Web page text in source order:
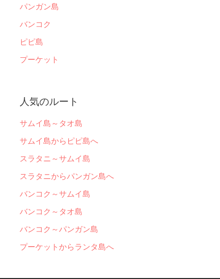
パンガン島
バンコク
ピピ島
プーケット
人気のルート
サムイ島～タオ島
サムイ島からピピ島へ
スラタニ～サムイ島
スラタニからパンガン島へ
バンコク～サムイ島
バンコク～タオ島
バンコク～パンガン島
プーケットからランタ島へ